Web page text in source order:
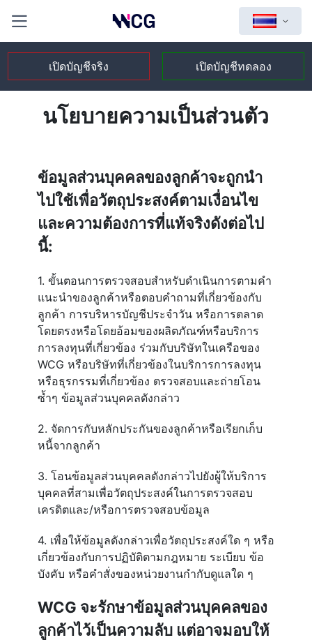
เปิดบัญชีจริง เปิดบัญชีทดลอง
นโยบายความเป็นส่วนตัว
ข้อมูลส่วนบุคคลของลูกค้าจะถูกนำ
ไปใช้เพื่อวัตถุประสงค์ตามเงื่อนไข
และความต้องการที่แท้จริงดังต่อไป
นี้:
1. ขั้นตอนการตรวจสอบสำหรับดำเนินการตามคำ
แนะนำของลูกค้าหรือตอบคำถามที่เกี่ยวข้องกับ
ลูกค้า การบริหารบัญชีประจำวัน หรือการตลาด
โดยตรงหรือโดยอ้อมของผลิตภัณฑ์หรือบริการ
การลงทุนที่เกี่ยวข้อง ร่วมกับบริษัทในเครือของ
WCG หรือบริษัทที่เกี่ยวข้องในบริการการลงทุน
หรือธุรกรรมที่เกี่ยวข้อง ตรวจสอบและถ่ายโอน
ซ้ำๆ ข้อมูลส่วนบุคคลดังกล่าว
2. จัดการกับหลักประกันของลูกค้าหรือเรียกเก็บ
หนี้จากลูกค้า
3. โอนข้อมูลส่วนบุคคลดังกล่าวไปยังผู้ให้บริการ
บุคคลที่สามเพื่อวัตถุประสงค์ในการตรวจสอบ
เครดิตและ/หรือการตรวจสอบข้อมูล
4. เพื่อให้ข้อมูลดังกล่าวเพื่อวัตถุประสงค์ใด ๆ หรือ
เกี่ยวข้องกับการปฏิบัติตามกฎหมาย ระเบียบ ข้อ
บังคับ หรือคำสั่งของหน่วยงานกำกับดูแลใด ๆ
WCG จะรักษาข้อมูลส่วนบุคคลของ
ลูกค้าไว้เป็นความลับ แต่อาจมอบให้